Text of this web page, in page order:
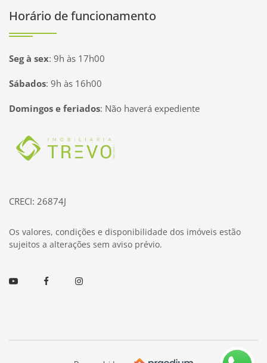
Horário de funcionamento
Seg à sex: 9h às 17h00
Sábados: 9h às 16h00
Domingos e feriados: Não haverá expediente
Página inicial
CRECI: 26874J
Os valores, condições e disponibilidade dos imóveis estão
sujeitos a alterações sem aviso prévio.
Youtube FacebookInstagram